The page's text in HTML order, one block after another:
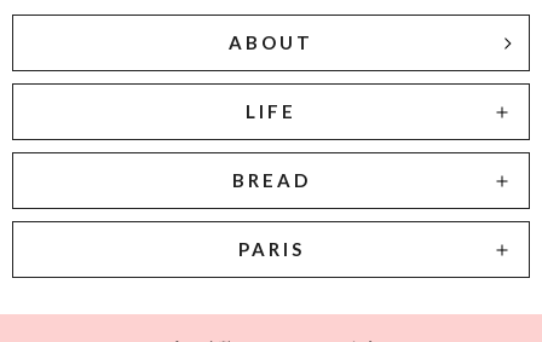
ABOUT
LIFE
BREAD
PARIS